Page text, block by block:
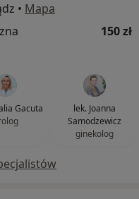
• Mapa
150 zł
Gacuta
lek. Joanna
Samodzewicz
ginekolog